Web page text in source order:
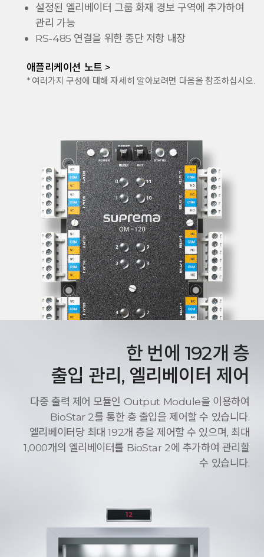
설정된 엘리베이터 그룹 화재 경보 구역에 추가하여
관리 가능
RS-485 연결을 위한 종단 저항 내장
애플리케이션 노트 >
* 여러가지 구성에 대해 자세히 알아보려면 다음을 참조하십시오.
한 번에 192개 층
출입 관리, 엘리베이터 제어
다중 출력 제어 모듈인 Output Module을 이용하여
BioStar 2를 통한 층 출입을 제어할 수 있습니다.
엘리베이터당 최대 192개 층을 제어할 수 있으며, 최대
1,000개의 엘리베이터를 BioStar 2에 추가하여 관리할
수 있습니다.